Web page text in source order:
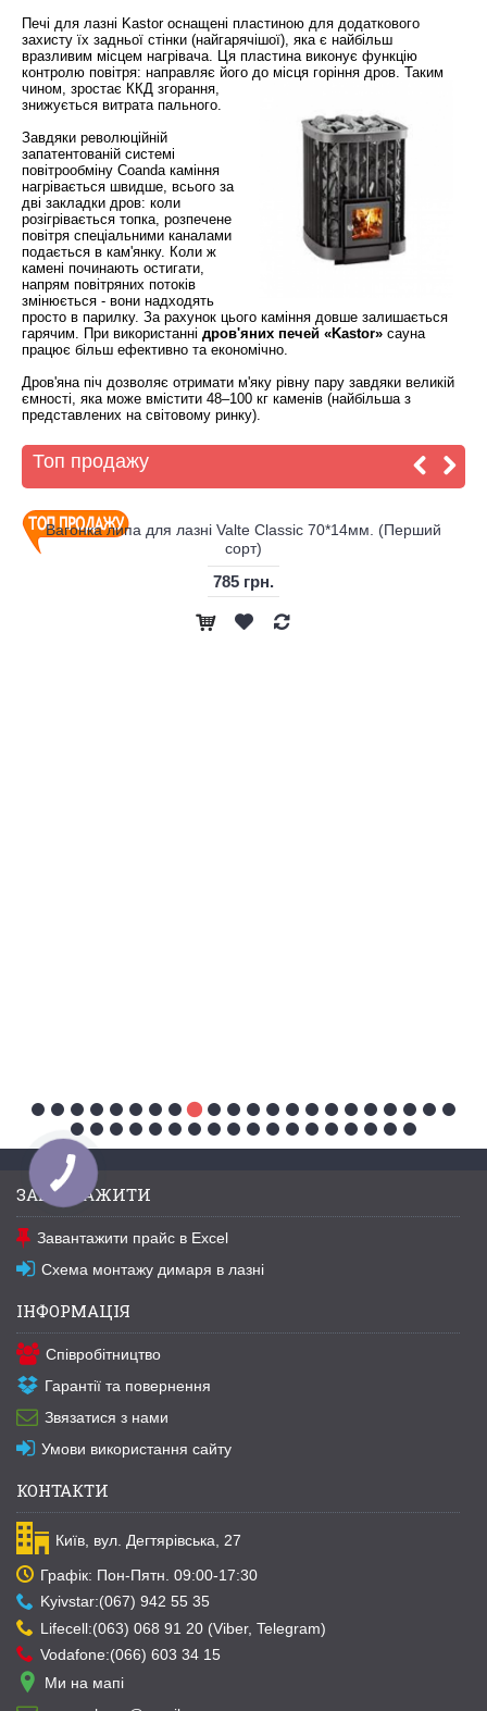
Печі для лазні Kastor оснащені пластиною для додаткового
захисту їх задньої стінки (найгарячішої), яка є найбільш
вразливим місцем нагрівача. Ця пластина виконує функцію
контролю повітря: направляє його до місця горіння дров. Таким
чином, зростає ККД згорання,
знижується витрата пального.
Завдяки революційній
запатентованій системі
повітрообміну Coanda каміння
нагрівається швидше, всього за
дві закладки дров: коли
розігрівається топка, розпечене
повітря спеціальними каналами
подається в кам'янку. Коли ж
камені починають остигати,
напрям повітряних потоків
змінюється - вони надходять
просто в парилку. За рахунок цього каміння довше залишається
гарячим. При використанні дров'яних печей «Kastor» сауна
працює більш ефективно та економічно.
Дров'яна піч дозволяє отримати м'яку рівну пару завдяки великій
ємності, яка може вмістити 48–100 кг каменів (найбільша з
представлених на світовому ринку).
Топ продажу
ЗАВАНТАЖИТИ
Завантажити прайс в Excel
Схема монтажу димаря в лазні
ІНФОРМАЦІЯ
Співробітництво
Гарантії та повернення
Звязатися з нами
Умови використання сайту
КОНТАКТИ
Київ, вул. Дегтярівська, 27
Графік: Пон-Пятн. 09:00-17:30
Kyivstar:(067) 942 55 35
Lifecell:(063) 068 91 20 (Viber, Telegram)
Vodafone:(066) 603 34 15
Ми на мапі